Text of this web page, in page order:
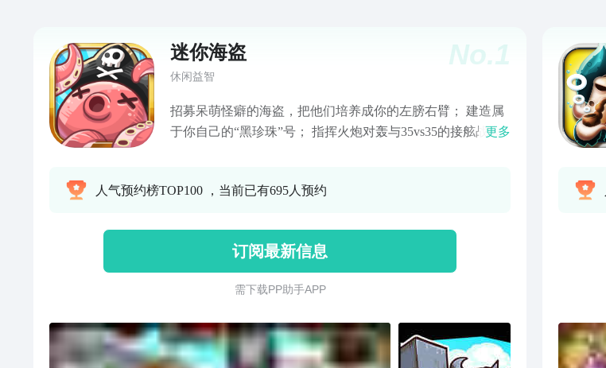
No.1
迷你海盗
休闲益智
招募呆萌怪癖的海盗，把他们培养成你的左膀右臂； 建造属
于你自己的“黑珍珠”号； 指挥火炮对轰与35vs35的接舷战大
长，你他意大利炮呢？
更多
人气预约榜TOP100 ，当前已有695人预约
订阅最新信息
需 下 载 P P 助 手 A P P